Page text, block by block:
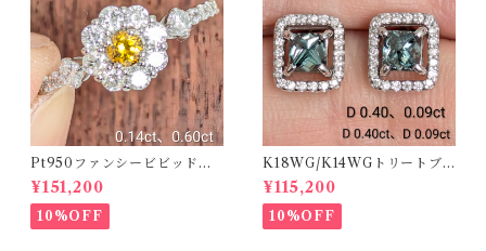
Pt950ファンシービビッドオ
レンジィイエローダイヤリン
グ D 0.144ct D 0.60ct【PR
O208782】
¥151,200
10%OFF
K18WG/K14WGトリートブ
ルーダイヤピアス 【PRO20
8939】
¥115,200
10%OFF